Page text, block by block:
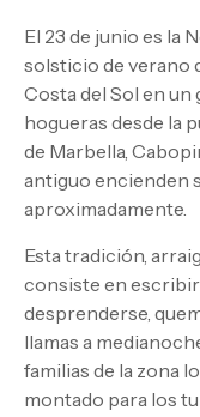
El 23 de junio es la
solsticio de verano
Costa del Sol en
hogueras desde la
de Marbella,
antiguo encienden
aproximadamente.
Esta tradición,
consiste en escribir
desprenderse,
llamas a
familias de la zona
montado para los